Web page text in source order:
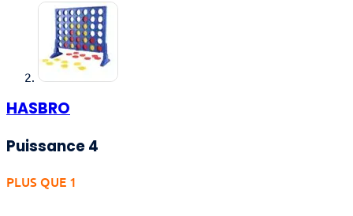
HASBRO
Puissance 4
PLUS QUE 1